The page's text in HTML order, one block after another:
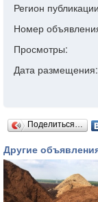
Регион
Номер
Просмотры:
Дата размещения:
Поделиться…
Другие